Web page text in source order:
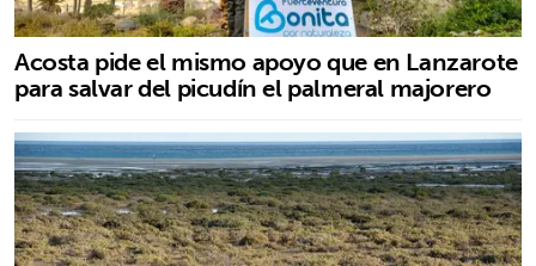
Acosta pide el mismo apoyo que en Lanzarote
para salvar del picudín el palmeral majorero